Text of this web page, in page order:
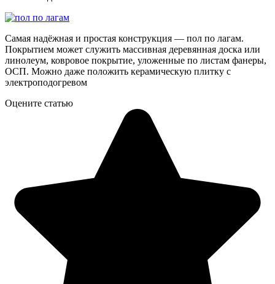
Самая надёжная и простая конструкция — пол по лагам.
Покрытием может служить массивная деревянная доска или
линолеум, ковровое покрытие, уложенные по листам фанеры,
ОСП. Можно даже положить керамическую плитку с
электроподогревом
Оцените статью